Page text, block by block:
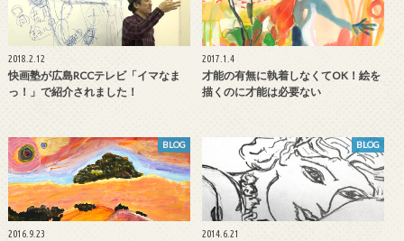
2018.2.12
快画塾が広島RCCテレビ「イマなま
っ！」で紹介されました！
2017.1.4
才能の有無に執着しなくてOK！絵を
描くのに才能は必要ない
BLOG
2016.9.23
BLOG
2014.6.21